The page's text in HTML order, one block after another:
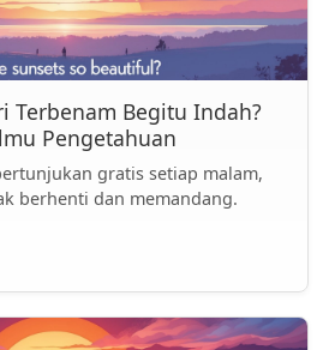
Terbenam Begitu Indah?
Pengetahuan
gratis setiap malam,
berhenti dan memandang.